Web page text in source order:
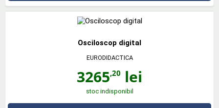
Osciloscop digital
EURODIDACTICA
3265,20 lei
stoc indisponibil